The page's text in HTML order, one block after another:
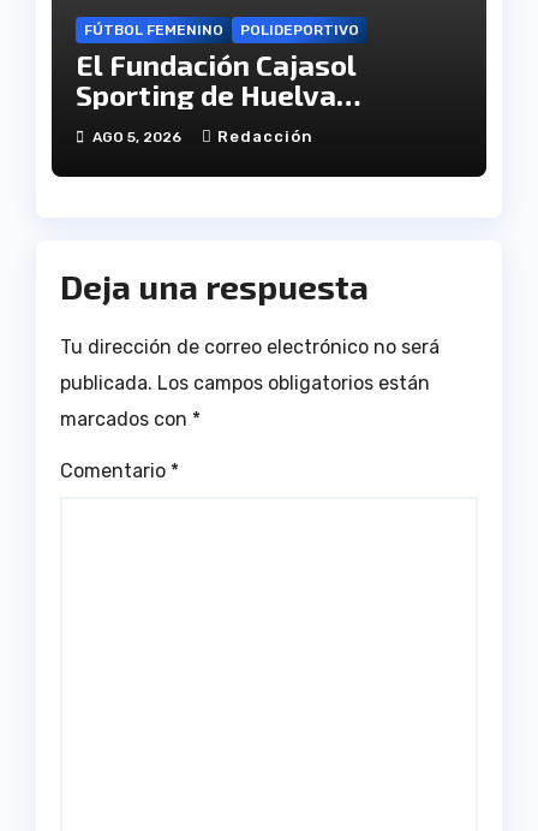
FÚTBOL FEMENINO POLIDEPORTIVO
El Fundación Cajasol
Sporting de Huelva
disputará la Copa de
Andalucía en el Estadio
Antonio Toledo Sánchez
AGO 5, 2026 Redacción
Deja una respuesta
Tu dirección de correo electrónico no será
publicada. Los campos obligatorios están
marcados con *
Comentario *